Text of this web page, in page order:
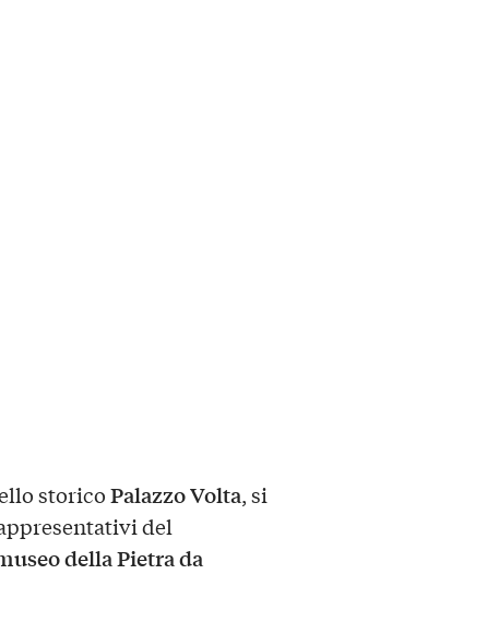
storicoPalazzo Volta, si
del
della Pietra da